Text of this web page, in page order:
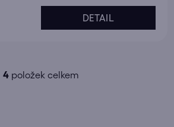
DETAIL
O
4 položek celkem